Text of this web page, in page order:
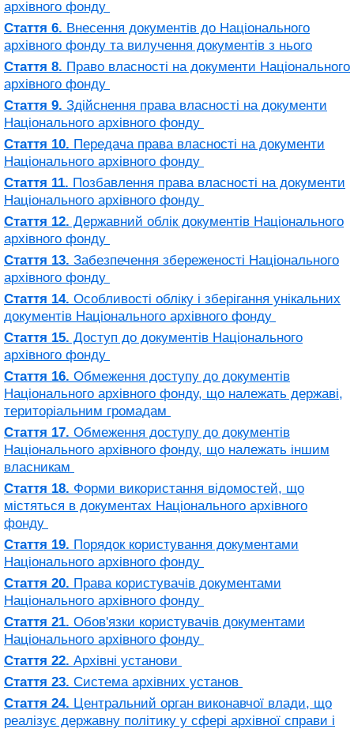
архівного фонду
Стаття 6. Внесення документів до Національного
архівного фонду та вилучення документів з нього
Стаття 8. Право власності на документи Національного
архівного фонду
Стаття 9. Здійснення права власності на документи
Національного архівного фонду
Стаття 10. Передача права власності на документи
Національного архівного фонду
Стаття 11. Позбавлення права власності на документи
Національного архівного фонду
Стаття 12. Державний облік документів Національного
архівного фонду
Стаття 13. Забезпечення збереженості Національного
архівного фонду
Стаття 14. Особливості обліку і зберігання унікальних
документів Національного архівного фонду
Стаття 15. Доступ до документів Національного
архівного фонду
Стаття 16. Обмеження доступу до документів
Національного архівного фонду, що належать державі,
територіальним громадам
Стаття 17. Обмеження доступу до документів
Національного архівного фонду, що належать іншим
власникам
Стаття 18. Форми використання відомостей, що
містяться в документах Національного архівного
фонду
Стаття 19. Порядок користування документами
Національного архівного фонду
Стаття 20. Права користувачів документами
Національного архівного фонду
Стаття 21. Обов'язки користувачів документами
Національного архівного фонду
Стаття 22. Архівні установи
Стаття 23. Система архівних установ
Стаття 24. Центральний орган виконавчої влади, що
реалізує державну політику у сфері архівної справи і